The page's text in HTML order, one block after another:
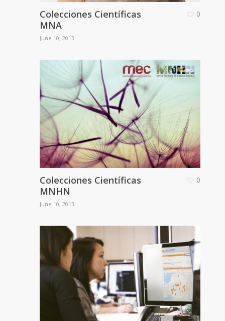
Colecciones Científicas
MNA
June 10, 2013
0
Colecciones Científicas
MNHN
June 10, 2013
0